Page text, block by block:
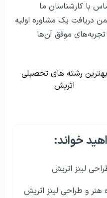
با کارشناسان ما
دریافت یک مشاوره اولیه
تجربه‌های موفق آن‌ها
بهترین رشته های تحصیلی
اتریش
خواند:
لینز اتریش
هنر و طراحی لینز اتریش